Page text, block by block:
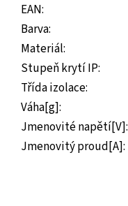
EAN:
Barva:
Materiál:
Stupeň krytí IP:
Třída izolace:
Váha[g]:
Jmenovité napětí[V]:
Jmenovitý proud[A]: